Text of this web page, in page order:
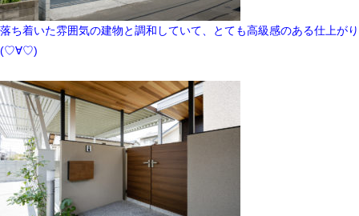
落ち着いた雰囲気の建物と調和していて、とても高級感のある仕上がり
(♡∀♡)